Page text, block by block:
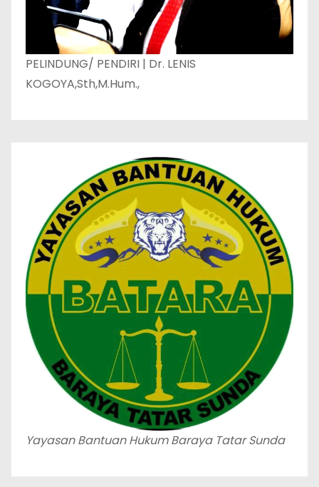
PELINDUNG/ PENDIRI | Dr. LENIS
KOGOYA,Sth,M.Hum.,
Yayasan Bantuan Hukum Baraya Tatar Sunda